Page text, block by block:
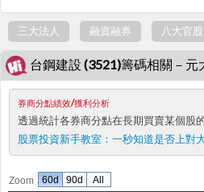
三大法人 融資融券 八大官股
台鋼建設 (3521)籌碼相關－
券商分點績效/獲利分析
透過統計各券商分點在長期買賣某個股
股票投資新手教室： 一秒知道是否上對
Zoom 60d 90d All